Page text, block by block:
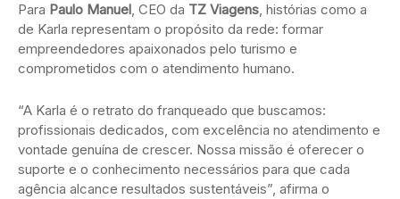
Para Paulo Manuel, CEO da TZ Viagens, histórias como a
de Karla representam o propósito da rede: formar
empreendedores apaixonados pelo turismo e
comprometidos com o atendimento humano.
“A Karla é o retrato do franqueado que buscamos:
profissionais dedicados, com excelência no atendimento e
vontade genuína de crescer. Nossa missão é oferecer o
suporte e o conhecimento necessários para que cada
agência alcance resultados sustentáveis”, afirma o